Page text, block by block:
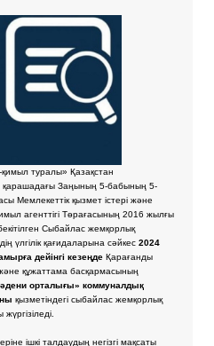
туралы» Қазақстан
Заңының 5-бабының 5-
Мемлекеттік қызмет істері және
агенттігі Төрағасының 2016 жылғы
Сыбайлас жемқорлық
үлгілік қағидаларына сәйкес2024
дейінгі кезеңде Қарағанды
құжаттама басқармасының
орталығы» коммуналдық
қызметіндегі сыбайлас жемқорлық
ішкі талдаудың негізгі мақсаты